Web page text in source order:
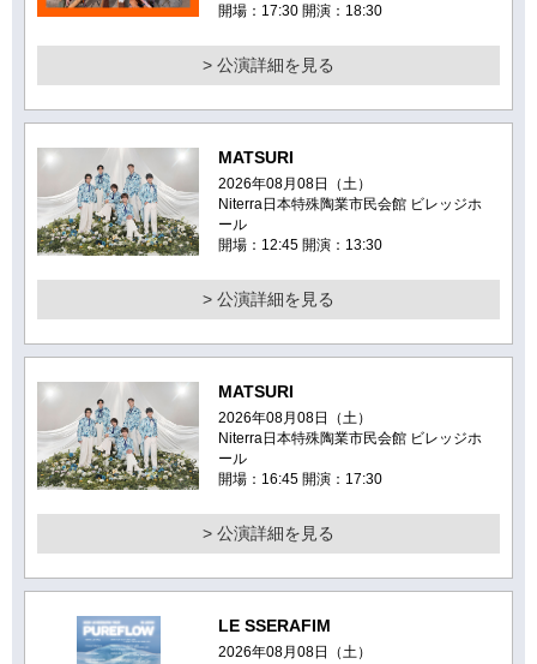
開場：17:30 開演：18:30
> 公演詳細を見る
MATSURI
2026年08月08日（土）
Niterra日本特殊陶業市民会館 ビレッジホ
ール
開場：12:45 開演：13:30
> 公演詳細を見る
MATSURI
2026年08月08日（土）
Niterra日本特殊陶業市民会館 ビレッジホ
ール
開場：16:45 開演：17:30
> 公演詳細を見る
LE SSERAFIM
2026年08月08日（土）